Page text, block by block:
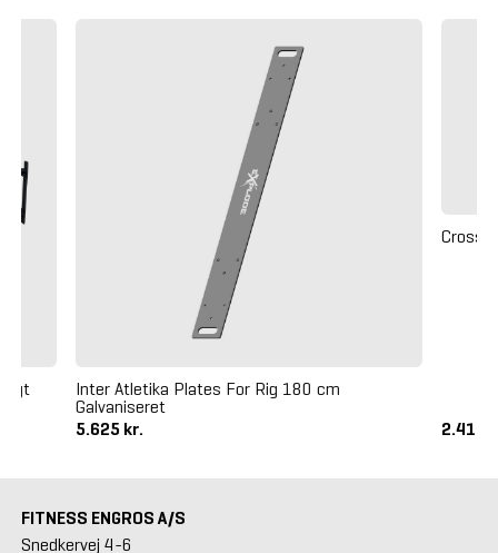
Inter Atletika Plates For Rig 180 cm
Galvaniseret
5.625 kr.
2.410
FITNESS ENGROS A/S
Snedkervej 4-6